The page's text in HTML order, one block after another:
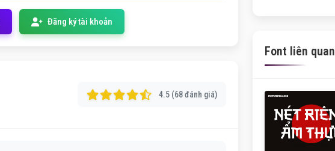
Đăng ký tài khoản
4.5 (68 đánh giá)
Font liên quan